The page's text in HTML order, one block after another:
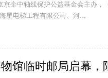
企中轴线保护公益基金会主办，
星电梯工程有限公司、河...